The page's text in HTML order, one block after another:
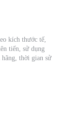
kích thước tế,
tiến, sử dụng
thời gian sử